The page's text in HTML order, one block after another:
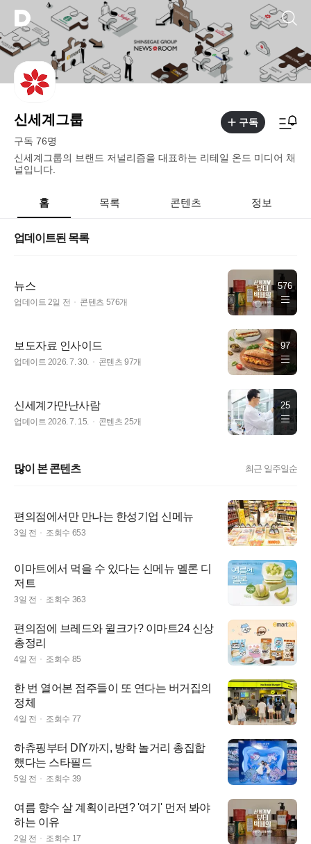
신세계그룹
구독 76명
신세계그룹의 브랜드 저널리즘을 대표하는 리테일 온드 미디어 채
널입니다.
구독
홈 목록 콘텐츠 정보
업데이트된 목록
576
뉴스
업데이트 2일 전 콘텐츠 576개
97
보도자료 인사이드
업데이트 2026. 7. 30. 콘텐츠 97개
25
신세계가만난사람
업데이트 2026. 7. 15. 콘텐츠 25개
많이 본 콘텐츠 최근 일주일순
편의점에서만 만나는 한성기업 신메뉴
3일 전 조회수 653
이마트에서 먹을 수 있다는 신메뉴 멜론 디
저트
3일 전 조회수 363
편의점에 브레드와 윌크가? 이마트24 신상
총정리
4일 전 조회수 85
한 번 열어본 점주들이 또 연다는 버거집의
정체
4일 전 조회수 77
하츄핑부터 DIY까지, 방학 놀거리 총집합
했다는 스타필드
5일 전 조회수 39
여름 향수 살 계획이라면? '여기' 먼저 봐야
하는 이유
2일 전 조회수 17